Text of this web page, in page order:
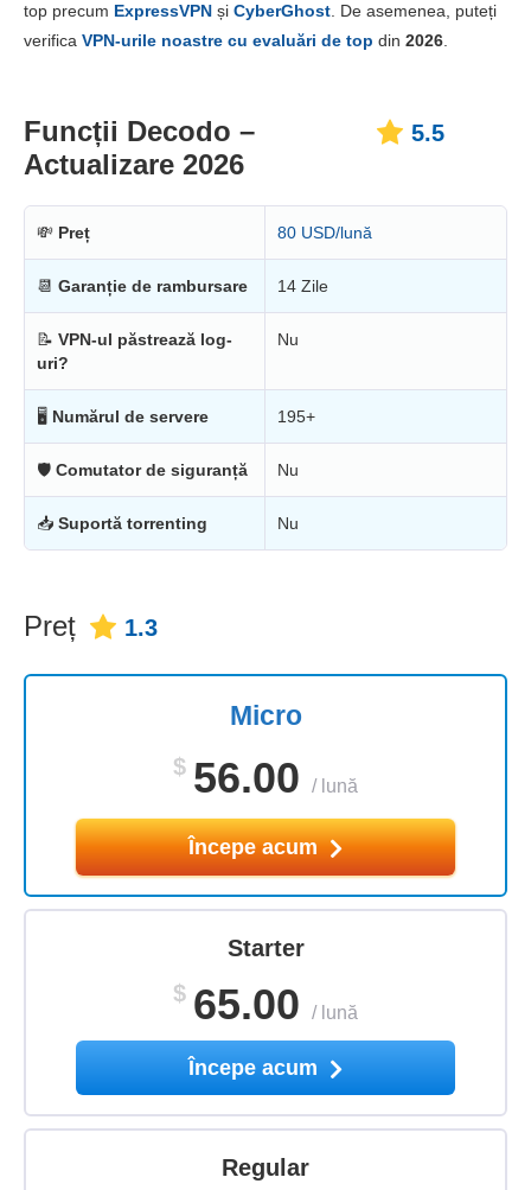
Fiabilitate & Suport 3.3
top precum ExpressVPN și CyberGhost. De asemenea, puteți
verifica VPN-urile noastre cu evaluări de top din 2026.
Funcții Decodo –
Actualizare 2026
5.5
💸 Preț 80 USD/lună
📆 Garanție de rambursare 14 Zile
📝 VPN-ul păstrează log-
uri?
Nu
🖥 Numărul de servere 195+
🛡 Comutator de siguranță Nu
📥 Suportă torrenting Nu
Preț 1.3
Micro
$ 56.00 / lună
Începe acum
Starter
$ 65.00 / lună
Începe acum
Regular